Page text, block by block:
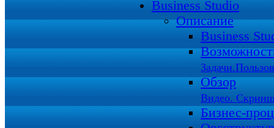
Business Studio
Описание
Business
Обзор
Видео.
Бизнес-